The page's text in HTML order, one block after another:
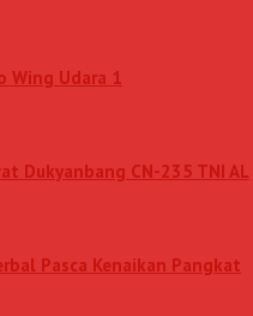
Wing Udara 1
Dukyanbang CN-235 TNI AL
Pasca Kenaikan Pangkat